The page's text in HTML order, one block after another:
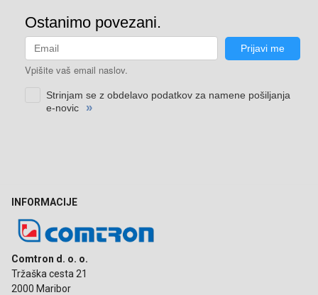
INFORMACIJE
Comtron d. o. o.
Tržaška cesta 21
2000 Maribor